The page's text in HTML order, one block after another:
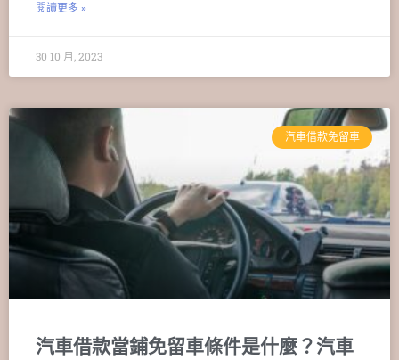
閱讀更多 »
30 10 月, 2023
汽車借款免留車
汽車借款當鋪免留車條件是什麼？汽車